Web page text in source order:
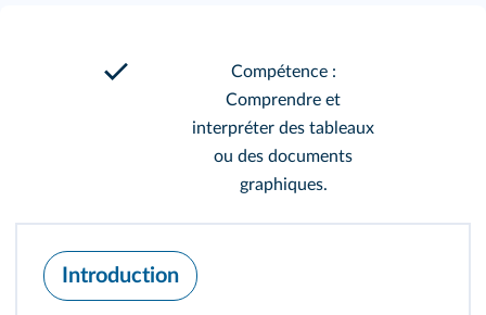
Compétence :
Comprendre et
interpréter des tableaux
ou des documents
graphiques.
Introduction